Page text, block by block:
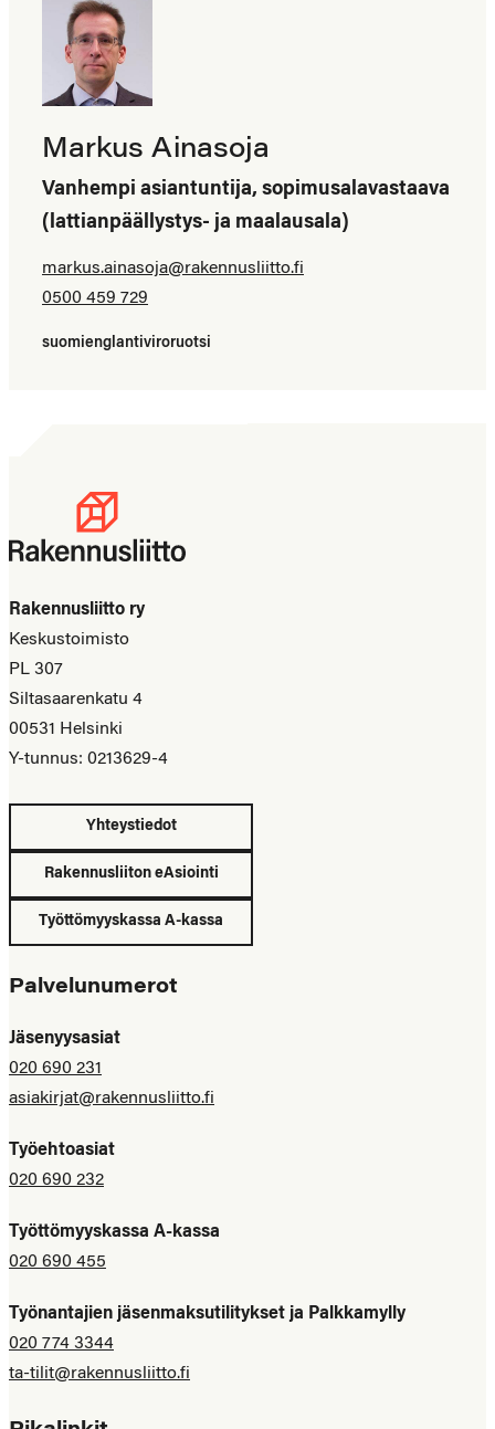
Markus Ainasoja
Vanhempi asiantuntija, sopimusalavastaava
(lattianpäällystys- ja maalausala)
markus.ainasoja@​rakennusliitto.fi
0500 459 729
suomienglantiviroruotsi
Rakennusliitto ry
Keskustoimisto
PL 307
Siltasaarenkatu 4
00531 Helsinki
Y-tunnus: 0213629-4
Yhteystiedot
Rakennusliiton eAsiointi
Työttömyyskassa A-kassa
Palvelunumerot
Jäsenyysasiat
020 690 231
asiakirjat@rakennusliitto.fi
Työehtoasiat
020 690 232
Työttömyyskassa A-kassa
020 690 455
Työnantajien jäsenmaksutilitykset ja Palkkamylly
020 774 3344
ta-tilit@rakennusliitto.fi